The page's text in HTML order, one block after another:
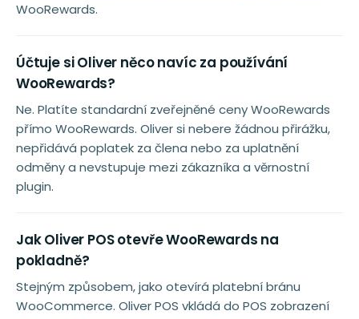
WooRewards.
Účtuje si Oliver něco navíc za používání
WooRewards?
Ne. Platíte standardní zveřejněné ceny WooRewards
přímo WooRewards. Oliver si nebere žádnou přirážku,
nepřidává poplatek za člena nebo za uplatnění
odměny a nevstupuje mezi zákazníka a věrnostní
plugin.
Jak Oliver POS otevře WooRewards na
pokladně?
Stejným způsobem, jako otevírá platební bránu
WooCommerce. Oliver POS vkládá do POS zobrazení